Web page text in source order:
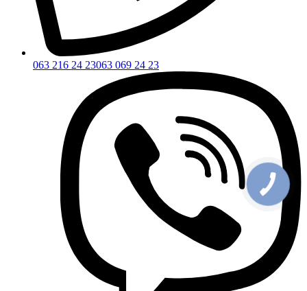
063 216 24 23063 069 24 23